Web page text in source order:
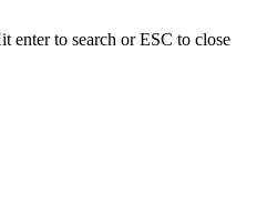
enter to search or ESC to close